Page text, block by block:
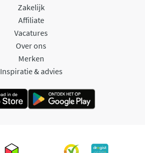
Zakelijk
Affiliate
Vacatures
Over ons
Merken
Inspiratie & advies